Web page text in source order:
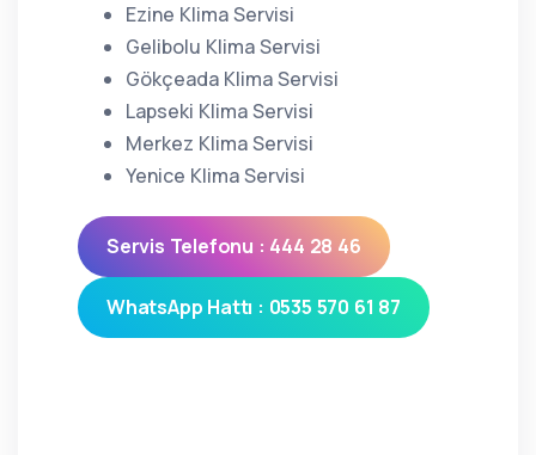
Ezine Klima Servisi
Gelibolu Klima Servisi
Gökçeada Klima Servisi
Lapseki Klima Servisi
Merkez Klima Servisi
Yenice Klima Servisi
Servis Telefonu : 444 28 46
WhatsApp Hattı : 0535 570 61 87